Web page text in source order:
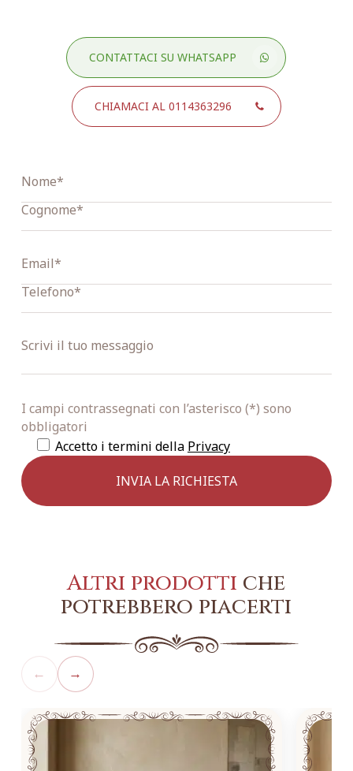
CONTATTACI SU WHATSAPP
CHIAMACI AL 0114363296
I campi contrassegnati con l’asterisco (*) sono
obbligatori
Accetto i termini della Privacy
Altri prodotti che
potrebbero piacerti
← →